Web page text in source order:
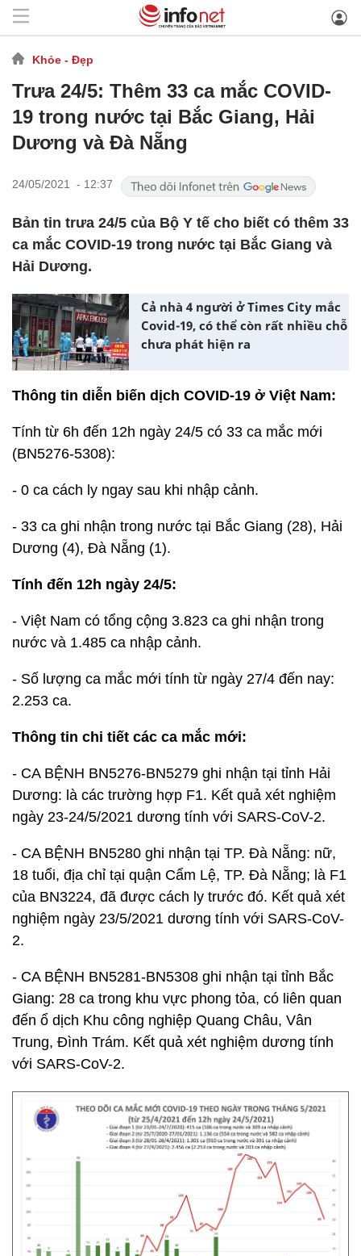
Khỏe - Đẹp
Trưa 24/5: Thêm 33 ca mắc COVID-
19 trong nước tại Bắc Giang, Hải
Dương và Đà Nẵng
24/05/2021 - 12:37
Bản tin trưa 24/5 của Bộ Y tế cho biết có thêm 33
ca mắc COVID-19 trong nước tại Bắc Giang và
Hải Dương.
Cả nhà 4 người ở Times City mắc
Covid-19, có thể còn rất nhiều chỗ
chưa phát hiện ra
Thông tin diễn biến dịch COVID-19 ở Việt Nam:
Tính từ 6h đến 12h ngày 24/5 có 33 ca mắc mới
(BN5276-5308):
- 0 ca cách ly ngay sau khi nhập cảnh.
- 33 ca ghi nhận trong nước tại Bắc Giang (28), Hải
Dương (4), Đà Nẵng (1).
Tính đến 12h ngày 24/5:
- Việt Nam có tổng cộng 3.823 ca ghi nhận trong
nước và 1.485 ca nhập cảnh.
- Số lượng ca mắc mới tính từ ngày 27/4 đến nay:
2.253 ca.
Thông tin chi tiết các ca mắc mới:
- CA BỆNH BN5276-BN5279 ghi nhận tại tỉnh Hải
Dương: là các trường hợp F1. Kết quả xét nghiệm
ngày 23-24/5/2021 dương tính với SARS-CoV-2.
- CA BỆNH BN5280 ghi nhận tại TP. Đà Nẵng: nữ,
18 tuổi, địa chỉ tại quận Cẩm Lệ, TP. Đà Nẵng; là F1
của BN3224, đã được cách ly trước đó. Kết quả xét
nghiệm ngày 23/5/2021 dương tính với SARS-CoV-
2.
- CA BỆNH BN5281-BN5308 ghi nhận tại tỉnh Bắc
Giang: 28 ca trong khu vực phong tỏa, có liên quan
đến ổ dịch Khu công nghiệp Quang Châu, Vân
Trung, Đình Trám. Kết quả xét nghiệm dương tính
với SARS-CoV-2.